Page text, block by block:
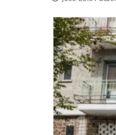
Laboral
La mundialización
El amor en el
Los empobrecidos
mundo
Radio — Mundo
Vidas precarias